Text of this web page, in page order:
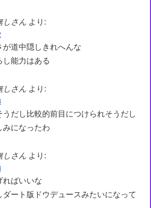
しさん より:
が道中隠しきれへんな
し能力はある
しさん より:
うだし比較的前目につけられそうだし
みになったわ
しさん より:
ればいいな
ート版ドウデュースみたいになって